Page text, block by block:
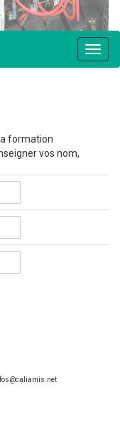
formation
vos nom,